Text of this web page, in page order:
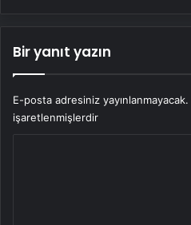
Bir yanıt yazın
E-posta adresiniz yayınlanmayacak.
işaretlenmişlerdir